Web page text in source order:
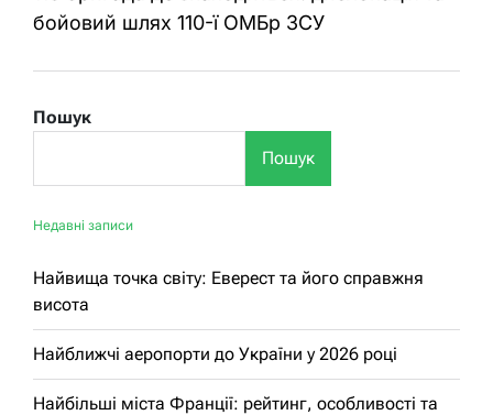
бойовий шлях 110-ї ОМБр ЗСУ
Пошук
Пошук
Недавні записи
Найвища точка світу: Еверест та його справжня
висота
Найближчі аеропорти до України у 2026 році
Найбільші міста Франції: рейтинг, особливості та